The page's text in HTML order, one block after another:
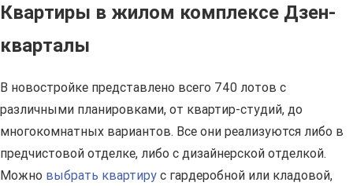
Квартиры в жилом комплексе Дзен-
кварталы
В новостройке представлено всего 740 лотов с
различными планировками, от квартир-студий, до
многокомнатных вариантов. Все они реализуются либо в
предчистовой отделке, либо с дизайнерской отделкой.
Можно выбрать квартиру с гардеробной или кладовой,